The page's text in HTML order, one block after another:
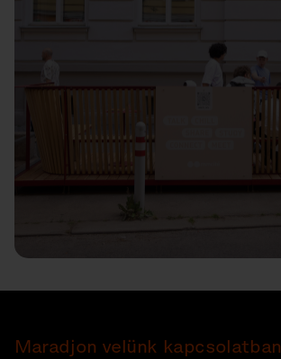
Maradjon velünk kapcsolatban